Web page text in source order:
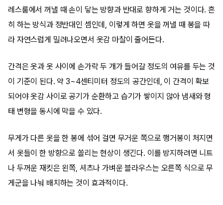
레스룸에서 꺼낼 때 손이 닿는 방향과 반대로 향하게 거는 것이다. 흔
히 하는 방식과 정반대인 셈인데, 이렇게 하면 옷을 꺼낼 때 봉을 따
라 자연스럽게 밀려나오면서 옷감 마찰이 줄어든다.
간격은 옷과 옷 사이에 손가락 두 개가 들어갈 정도의 여유를 두는 것
이 기준이 된다. 약 3~4센티미터 정도의 공간인데, 이 간격이 확보
되어야 옷감 사이로 공기가 순환하고 습기가 쌓이지 않아 냄새와 형
태 변형을 동시에 막을 수 있다.
무게가 다른 옷을 한 봉에 섞어 걸면 무거운 쪽으로 행거봉이 처지면
서 옷들이 한 방향으로 쏠리는 현상이 생긴다. 이를 방지하려면 니트
나 두꺼운 재킷은 왼쪽, 셔츠나 가벼운 블라우스는 오른쪽 식으로 무
게군을 나눠 배치하는 것이 효과적이다.